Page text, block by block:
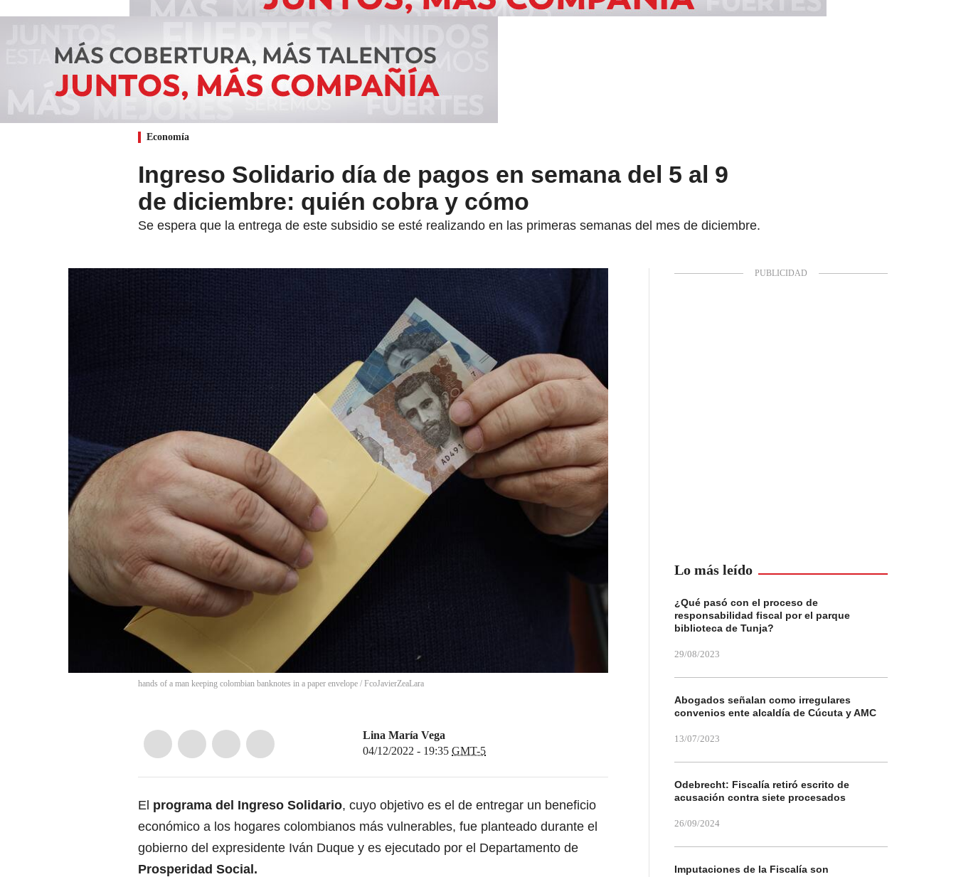
Economía
Ingreso Solidario día de pagos en semana del 5 al 9
de diciembre: quién cobra y cómo
Se espera que la entrega de este subsidio se esté realizando en las primeras semanas del mes de diciembre.
hands of a man keeping colombian banknotes in a paper envelope / FcoJavierZeaLara
Lina María Vega
04/12/2022 - 19:35 GMT-5
El programa del Ingreso Solidario, cuyo objetivo es el de entregar un beneficio
económico a los hogares colombianos más vulnerables, fue planteado durante el
gobierno del expresidente Iván Duque y es ejecutado por el Departamento de
Prosperidad Social.
Lo más leído
¿Qué pasó con el proceso de
responsabilidad fiscal por el parque
biblioteca de Tunja?
29/08/2023
Abogados señalan como irregulares
convenios ente alcaldía de Cúcuta y AMC
13/07/2023
Odebrecht: Fiscalía retiró escrito de
acusación contra siete procesados
26/09/2024
Imputaciones de la Fiscalía son